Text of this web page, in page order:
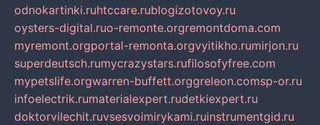
odnokartinki.ruhtccare.rublogizotovoy.ru
oysters-digital.ruo-remonte.orgremontdoma.com
myremont.orgportal-remonta.orgvyitikho.rumirjon.ru
superdeutsch.rumycrazystars.rufilosofyfree.com
mypetslife.orgwarren-buffett.orggreleon.comsp-or.ru
infoelectrik.rumaterialexpert.rudetkiexpert.ru
doktorvilechit.ruvsesvoimirykami.ruinstrumentgid.ru